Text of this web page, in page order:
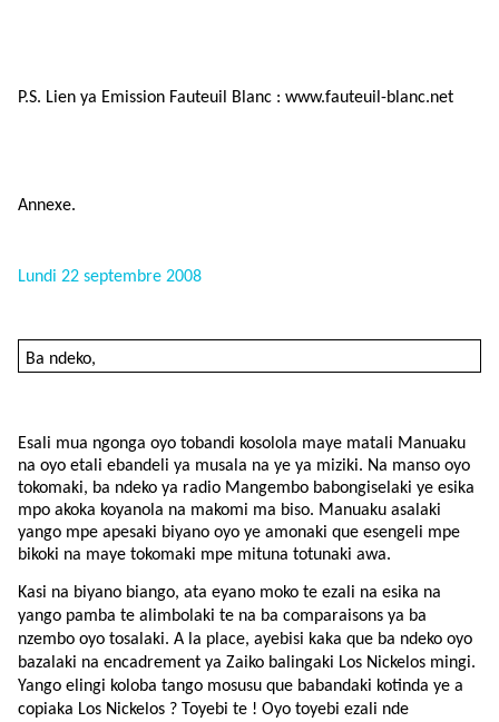
P.S. Lien ya Emission Fauteuil Blanc : www.fauteuil-blanc.net
Annexe.
Lundi 22 septembre 2008
Ba ndeko,
Esali mua ngonga oyo tobandi kosolola maye matali Manuaku
na oyo etali ebandeli ya musala na ye ya miziki. Na manso oyo
tokomaki, ba ndeko ya radio Mangembo babongiselaki ye esika
mpo akoka koyanola na makomi ma biso. Manuaku asalaki
yango mpe apesaki biyano oyo ye amonaki que esengeli mpe
bikoki na maye tokomaki mpe mituna totunaki awa.
Kasi na biyano biango, ata eyano moko te ezali na esika na
yango pamba te alimbolaki te na ba comparaisons ya ba
nzembo oyo tosalaki. A la place, ayebisi kaka que ba ndeko oyo
bazalaki na encadrement ya Zaiko balingaki Los Nickelos mingi.
Yango elingi koloba tango mosusu que babandaki kotinda ye a
copiaka Los Nickelos ? Toyebi te ! Oyo toyebi ezali nde